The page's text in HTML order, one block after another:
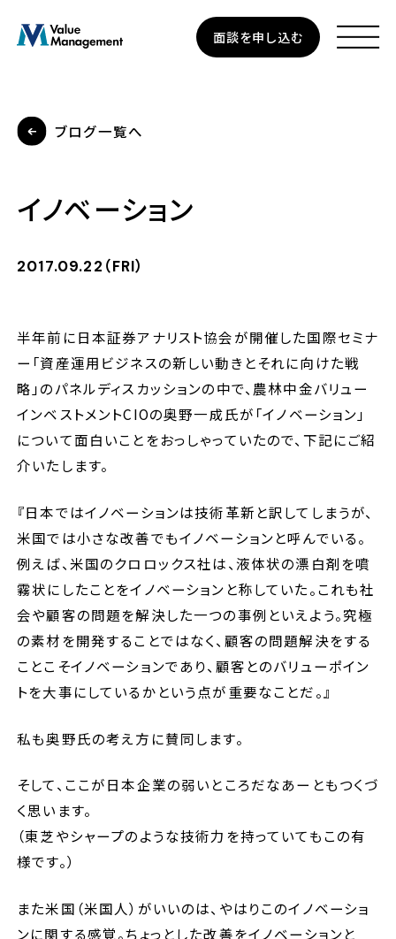
個人のお客さま
法人のお客さま
企業型確定拠出年金
私たちについて
セミナー
採用情報
面談を申し込む
ブログ一覧へ
イノベーション
2017.09.22（FRI）
半年前に日本証券アナリスト協会が開催した国際セミナ
ー「資産運用ビジネスの新しい動きとそれに向けた戦
略」のパネルディスカッションの中で、農林中金バリュー
インベストメントCIOの奥野一成氏が「イノベーション」
について面白いことをおっしゃっていたので、下記にご紹
介いたします。
『日本ではイノベーションは技術革新と訳してしまうが、
米国では小さな改善でもイノベーションと呼んでいる。
例えば、米国のクロロックス社は、液体状の漂白剤を噴
霧状にしたことをイノベーションと称していた。これも社
会や顧客の問題を解決した一つの事例といえよう。究極
の素材を開発することではなく、顧客の問題解決をする
ことこそイノベーションであり、顧客とのバリューポイン
トを大事にしているかという点が重要なことだ。』
私も奥野氏の考え方に賛同します。
そして、ここが日本企業の弱いところだなあーともつくづ
く思います。
（東芝やシャープのような技術力を持っていてもこの有
様です。）
また米国（米国人）がいいのは、やはりこのイノベーショ
ンに関する感覚。ちょっとした改善をイノベーションと